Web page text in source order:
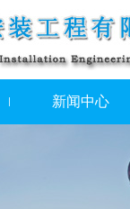
新闻中心